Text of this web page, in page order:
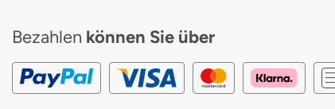
Bezahlen können Sie über